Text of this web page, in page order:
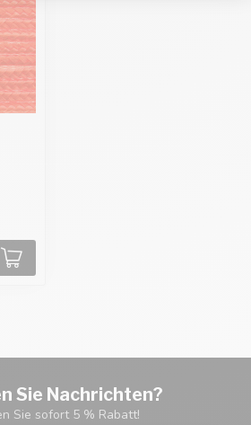
Sie Nachrichten?
Sie sofort 5 % Rabatt!